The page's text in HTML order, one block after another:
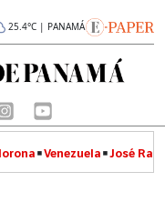
25.4°C | PANAMÁ
Venezuela José